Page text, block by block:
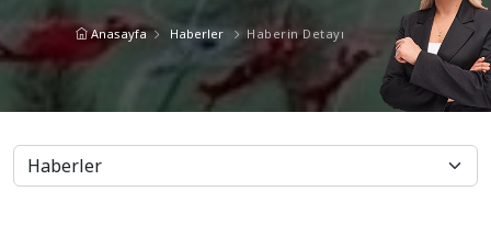
Anasayfa Haberler Haberin Detayı